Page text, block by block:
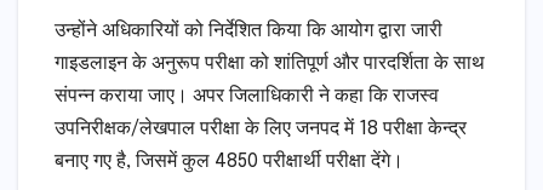
उन्होंने अधिकारियों को निर्देशित किया कि आयोग द्वारा जारी
गाइडलाइन के अनुरूप परीक्षा को शांतिपूर्ण और पारदर्शिता के साथ
संपन्न कराया जाए। अपर जिलाधिकारी ने कहा कि राजस्व
उपनिरीक्षक/लेखपाल परीक्षा के लिए जनपद में 18 परीक्षा केन्द्र
बनाए गए है, जिसमें कुल 4850 परीक्षार्थी परीक्षा देंगे।